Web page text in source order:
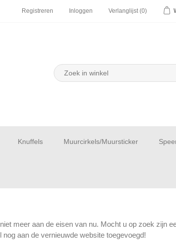
Registreren Inloggen Verlanglijst (0)
Knuffels Muurcirkels/Muursticker
meer aan de eisen van nu. Mocht u op zoek zijn
aan de vernieuwde website toegevoegd!